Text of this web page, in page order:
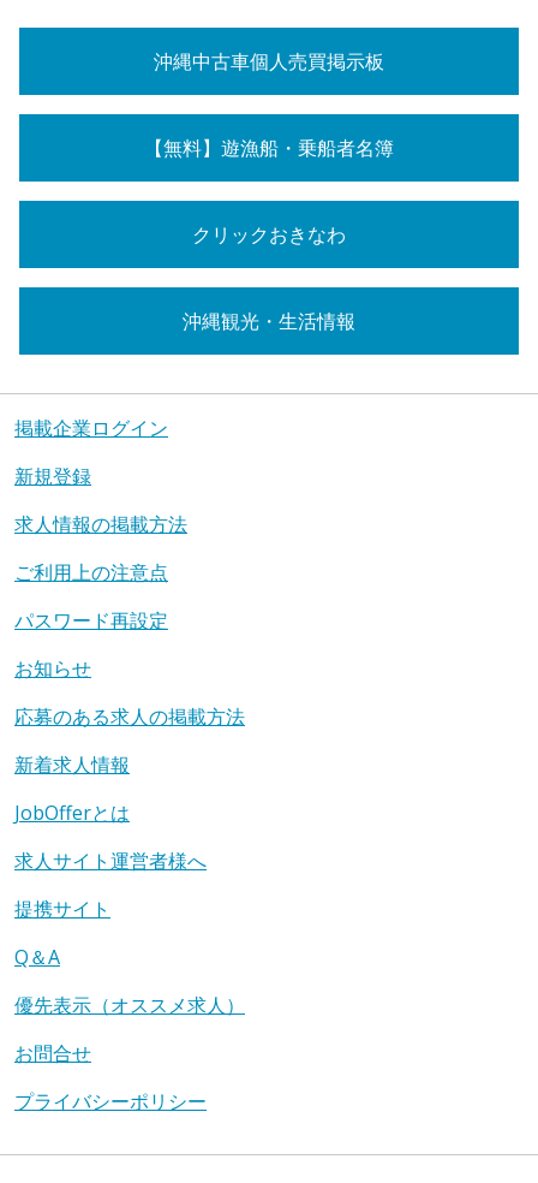
沖縄中古車個人売買掲示板
【無料】遊漁船・乗船者名簿
クリックおきなわ
沖縄観光・生活情報
掲載企業ログイン
新規登録
求人情報の掲載方法
ご利用上の注意点
パスワード再設定
お知らせ
応募のある求人の掲載方法
新着求人情報
JobOfferとは
求人サイト運営者様へ
提携サイト
Q＆A
優先表示（オススメ求人）
お問合せ
プライバシーポリシー